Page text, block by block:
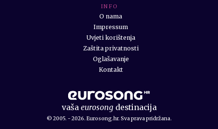
vaša eurosongdestinacija
© 2005. - 2026. Eurosong.hr. Sva prava pridržana.
I N F O
O nama
Impressum
Uvjeti korištenja
Zaštita privatnosti
Oglašavanje
Kontakt